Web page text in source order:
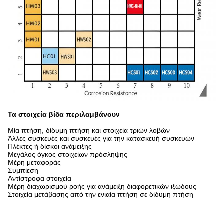
Τα στοιχεία βίδα περιλαμβάνουν
Μία πτήση, δίδυμη πτήση και στοιχεία τριών λοβών
Άλλες συσκευές και συσκευές για την κατασκευή συσκευών
Πλέκτες ή δίσκοι ανάμειξης
Μεγάλος όγκος στοιχείων πρόσληψης
Μέρη μεταφοράς
Συμπίεση
Αντίστροφα στοιχεία
Μέρη διαχωρισμού ροής για ανάμειξη διαφορετικών ιξώδους
Στοιχεία μετάβασης από την ενιαία πτήση σε δίδυμη πτήση